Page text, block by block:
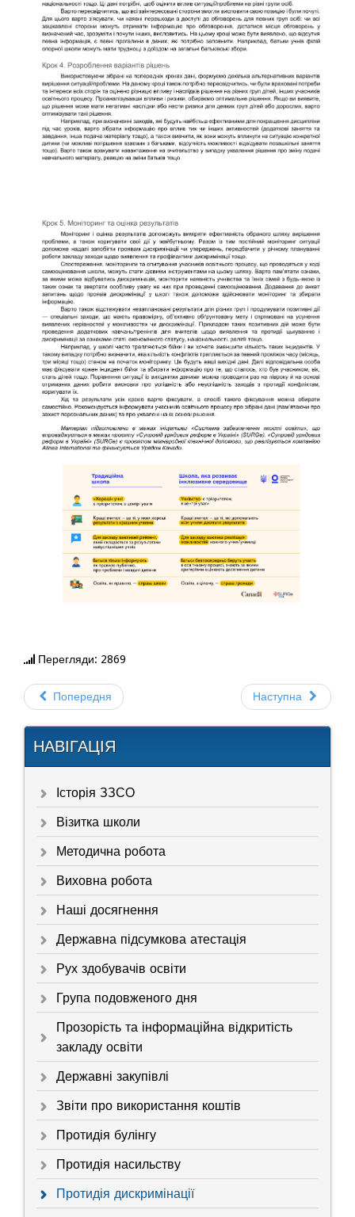
Перегляди: 2869
Попередня Наступна
НАВІГАЦІЯ
Історія ЗЗСО
Візитка школи
Методична робота
Виховна робота
Наші досягнення
Державна підсумкова атестація
Рух здобувачів освіти
Група подовженого дня
Прозорість та інформаційна відкритість
закладу освіти
Державні закупівлі
Звіти про використання коштів
Протидія булінгу
Протидія насильству
Протидія дискримінації